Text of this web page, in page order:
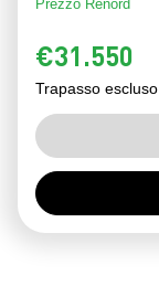
Prezzo Renord
€31.550
Trapasso escluso